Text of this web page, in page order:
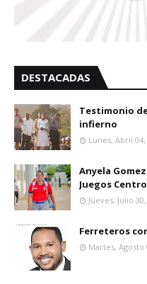
DESTACADAS
Testimonio
infierno
Lunes, Abril 04,
Anyela
Juegos
Jueves, Julio
Ferreteros
Martes, Agosto